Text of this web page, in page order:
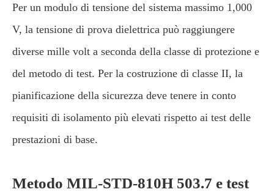
Per un modulo di tensione del sistema massimo 1,000
V, la tensione di prova dielettrica può raggiungere
diverse mille volt a seconda della classe di protezione e
del metodo di test. Per la costruzione di classe II, la
pianificazione della sicurezza deve tenere in conto
requisiti di isolamento più elevati rispetto ai test delle
prestazioni di base.
Metodo MIL-STD-810H 503.7 e test